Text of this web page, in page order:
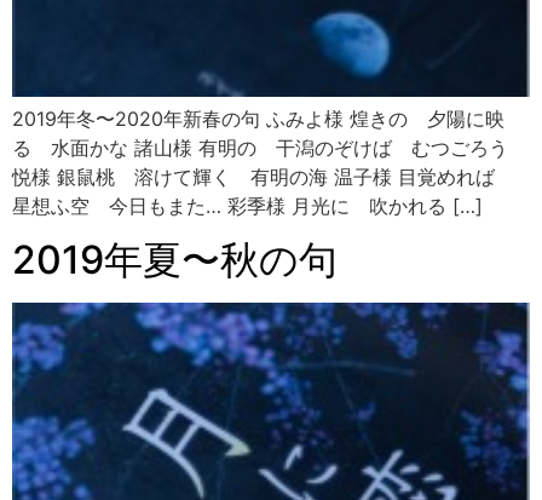
2019年冬〜2020年新春の句 ふみよ様 煌きの 夕陽に映
る 水面かな 諸山様 有明の 干潟のぞけば むつごろう
悦様 銀鼠桃 溶けて輝く 有明の海 温子様 目覚めれば
星想ふ空 今日もまた… 彩季様 月光に 吹かれる […]
2019年夏〜秋の句